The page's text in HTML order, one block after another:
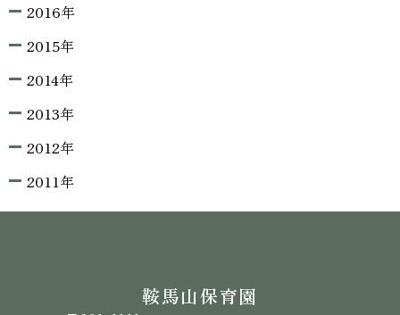
2016年
2015年
2014年
2013年
2012年
2011年
鞍馬山保育園